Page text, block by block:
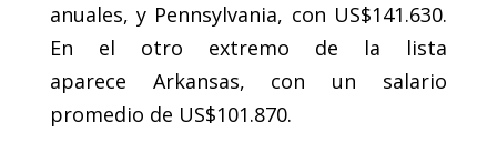
anuales, y Pennsylvania, con US$141.630.
En el otro extremo de la lista
aparece Arkansas, con un salario
promedio de US$101.870.